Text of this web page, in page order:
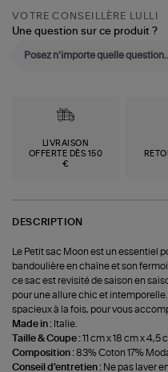
VOTRE CONSEILLÈRE LULLI
Une question sur ce produit ?
LIVRAISON
OFFERTE DÈS 150
€
DESCRIPTION
Le Petit sac Moon est un essentiel
bandoulière en chaîne et son
ce sac est revisité de saison en
pour une allure chic et
spacieux à la fois, pour vous
Made in : Italie.
Taille & Coupe :11 cm x 18 cm x 4,5
Composition :83% Coton 17%
Conseil d'entretien : Ne pas laver